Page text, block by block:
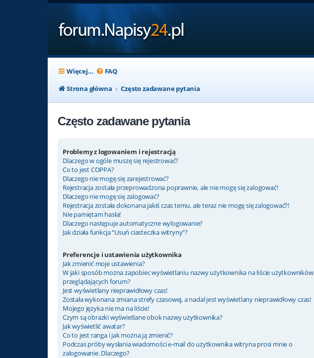
Więcej… FAQ
Strona główna
Często zadawane pytania
Często zadawane pytania
Problemy z logowaniem i rejestracją
Dlaczego w ogóle muszę się rejestrować?
Co to jest COPPA?
Dlaczego nie mogę się zarejestrować?
Rejestracja została przeprowadzona poprawnie, ale nie mogę się zalogować!
Dlaczego nie mogę się zalogować?
Rejestracja została dokonana jakiś czas temu, ale teraz nie mogę się zalogować?!
Nie pamiętam hasła!
Dlaczego następuje automatyczne wylogowanie?
Jak działa funkcja “Usuń ciasteczka witryny”?
Preferencje i ustawienia użytkownika
Jak zmienić moje ustawienia?
W jaki sposób można zapobiec wyświetlaniu nazwy użytkownika na liście użytkowników
przeglądających forum?
Jest wyświetlany nieprawidłowy czas!
Została wykonana zmiana strefy czasowej, a nadal jest wyświetlany nieprawidłowy czas!
Mojego języka nie ma na liście!
Czym są obrazki wyświetlane obok nazwy użytkownika?
Jak wyświetlić awatar?
Co to jest ranga i jak można ją zmienić?
Podczas próby wysłania wiadomości e-mail do użytkownika witryna prosi mnie o
zalogowanie. Dlaczego?